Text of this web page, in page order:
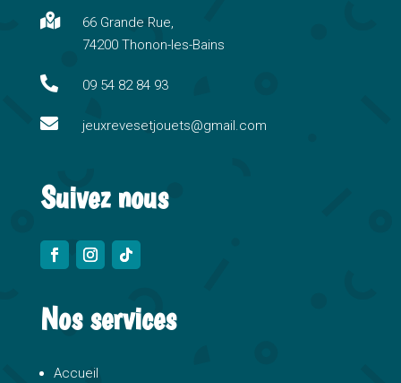
n
a
i
e

66 Grande Rue,
74200 Thonon-les-Bains
 09 54 82 84 93
 jeuxrevesetjouets@gmail.com
Suivez nous
Nos services
Accueil